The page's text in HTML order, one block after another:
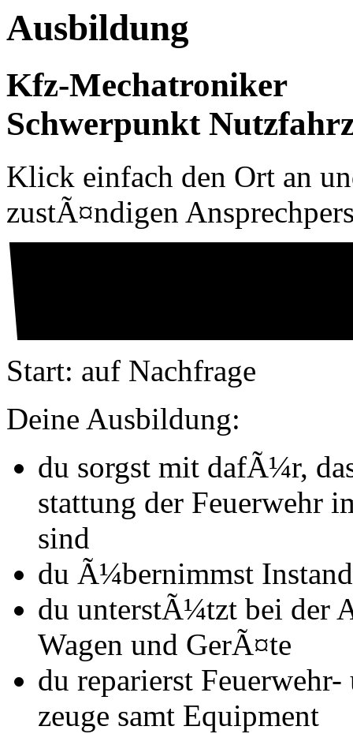
Ausbildung
Kfz-Mechatroniker
Schwerpunkt
Klick einfach den Ort an
zustÃ¤ndigen
Start: auf Nachfrage
Deine Ausbildung:
du sorgst mit dafÃ¼r,
stattung der Feuer­wehr
sind
du Ã¼bernimmst
du unterstÃ¼tzt bei der
Wagen und GerÃ¤te
du reparierst
zeuge samt Equip­ment